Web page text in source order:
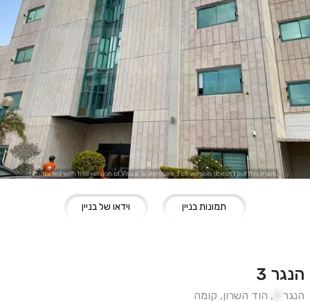
הנגר 3
הנגר , הוד השרון, קומה
תמונות בניין וידאו של בניין